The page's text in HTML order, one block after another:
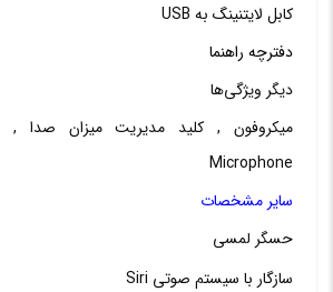
کابل لایتنینگ به USB
دفترچه راهنما
دیگر ویژگی‌ها
Microphone
سایر مشخصات
حسگر لمسی
سازگار با سیستم صوتی Siri